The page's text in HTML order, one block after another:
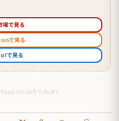
場で見る
で見る
で見る
อย่างรวดเร็วได้แล้ว